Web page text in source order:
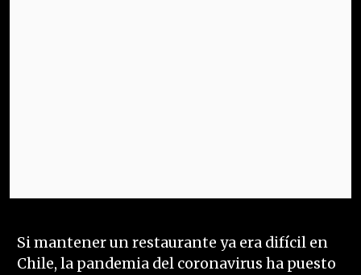
Si mantener un restaurante ya era difícil en
Chile, la pandemia del coronavirus ha puesto